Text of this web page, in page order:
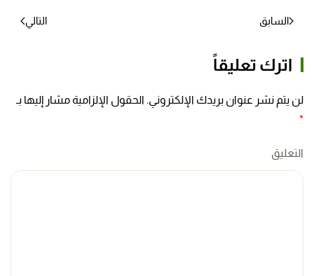
السابق التالي
اترك تعليقاً
لن يتم نشر عنوان بريدك الإلكتروني. الحقول الإلزامية مشار إليها بـ
*
التعليق